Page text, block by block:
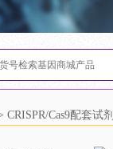
Cas9配套试剂